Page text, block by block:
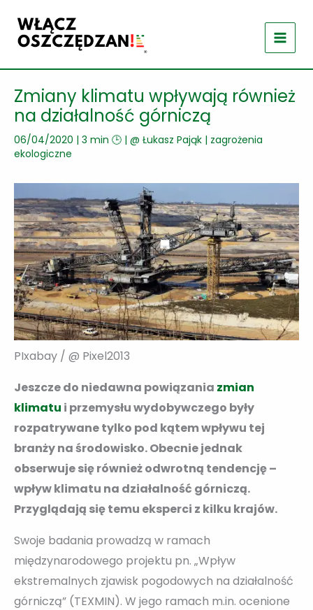
treści
Zmiany klimatu wpływają również
na działalność górniczą
06/04/2020 | 3 min 🕒 | @ Łukasz Pająk | zagrożenia
ekologiczne
PIxabay / @ Pixel2013
Jeszcze do niedawna powiązania zmian
klimatu i przemysłu wydobywczego były
rozpatrywane tylko pod kątem wpływu tej
branży na środowisko. Obecnie jednak
obserwuje się również odwrotną tendencję –
wpływ klimatu na działalność górniczą.
Przyglądają się temu eksperci z kilku krajów.
Swoje badania prowadzą w ramach
międzynarodowego projektu pn. „Wpływ
ekstremalnych zjawisk pogodowych na działalność
górniczą” (TEXMIN). W jego ramach m.in. ocenione